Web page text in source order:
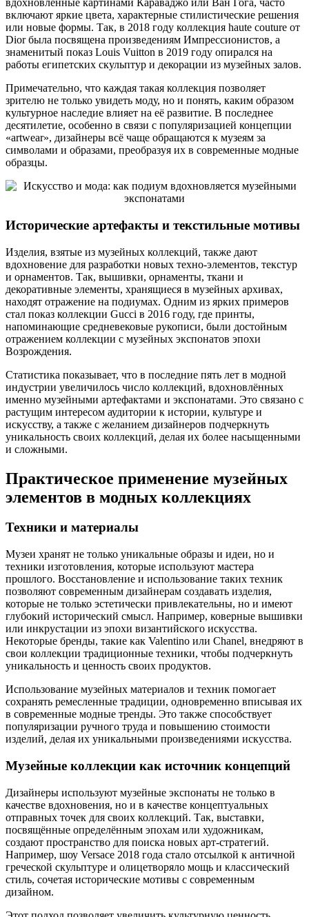
вдохновлённые картинами Караваджо или Ван Гога, часто
включают яркие цвета, характерные стилистические решения
или новые формы. Так, в 2018 году коллекция haute couture от
Dior была посвящена произведениям Импрессионистов, а
знаменитый показ Louis Vuitton в 2019 году опирался на
работы египетских скульптур и декорации из музейных залов.
Примечательно, что каждая такая коллекция позволяет
зрителю не только увидеть моду, но и понять, каким образом
культурное наследие влияет на её развитие. В последнее
десятилетие, особенно в связи с популяризацией концепции
«artwear», дизайнеры всё чаще обращаются к музеям за
символами и образами, преобразуя их в современные модные
образцы.
Исторические артефакты и текстильные мотивы
Изделия, взятые из музейных коллекций, также дают
вдохновение для разработки новых техно-элементов, текстур
и орнаментов. Так, вышивки, орнаменты, ткани и
декоративные элементы, хранящиеся в музейных архивах,
находят отражение на подиумах. Одним из ярких примеров
стал показ коллекции Gucci в 2016 году, где принты,
напоминающие средневековые рукописи, были достойным
отражением коллекции с музейных экспонатов эпохи
Возрождения.
Статистика показывает, что в последние пять лет в модной
индустрии увеличилось число коллекций, вдохновлённых
именно музейными артефактами и экспонатами. Это связано с
растущим интересом аудитории к истории, культуре и
искусству, а также с желанием дизайнеров подчеркнуть
уникальность своих коллекций, делая их более насыщенными
и сложными.
Практическое применение музейных
элементов в модных коллекциях
Техники и материалы
Музеи хранят не только уникальные образы и идеи, но и
техники изготовления, которые используют мастера
прошлого. Восстановление и использование таких техник
позволяют современным дизайнерам создавать изделия,
которые не только эстетически привлекательны, но и имеют
глубокий исторический смысл. Например, коверные вышивки
или инкрустации из эпохи византийского искусства.
Некоторые бренды, такие как Valentino или Chanel, внедряют в
свои коллекции традиционные техники, чтобы подчеркнуть
уникальность и ценность своих продуктов.
Использование музейных материалов и техник помогает
сохранять ремесленные традиции, одновременно вписывая их
в современные модные тренды. Это также способствует
популяризации ручного труда и повышению стоимости
изделий, делая их уникальными произведениями искусства.
Музейные коллекции как источник концепций
Дизайнеры используют музейные экспонаты не только в
качестве вдохновения, но и в качестве концептуальных
отправных точек для своих коллекций. Так, выставки,
посвящённые определённым эпохам или художникам,
создают пространство для поиска новых арт-стратегий.
Например, шоу Versace 2018 года стало отсылкой к античной
греческой скульптуре и олицетворяло мощь и классический
стиль, сочетая исторические мотивы с современным
дизайном.